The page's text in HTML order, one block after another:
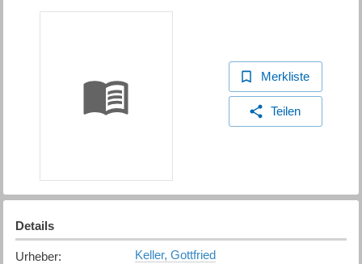
Merkliste
Teilen
Details
Urheber:
Keller, Gottfried